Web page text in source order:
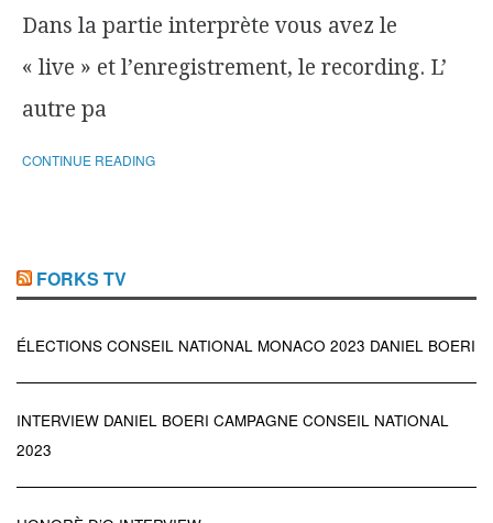
Dans la partie interprète vous avez le
« live » et l’enregistrement, le recording. L’
autre pa
CONTINUE READING
FORKS TV
ÉLECTIONS CONSEIL NATIONAL MONACO 2023 DANIEL BOERI
INTERVIEW DANIEL BOERI CAMPAGNE CONSEIL NATIONAL
2023